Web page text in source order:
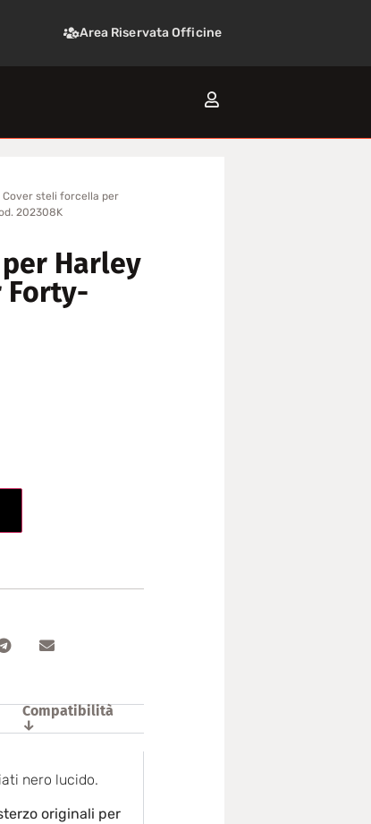
Area Riservata Officine
Cover steli forcella per
202308K
Harley
Forty-
Compatibilità
↓
nero lucido.
originali per